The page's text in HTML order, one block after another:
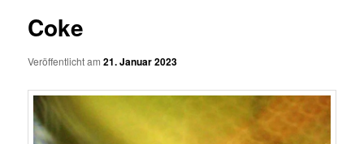
Coke
Veröffentlicht am21. Januar 2023